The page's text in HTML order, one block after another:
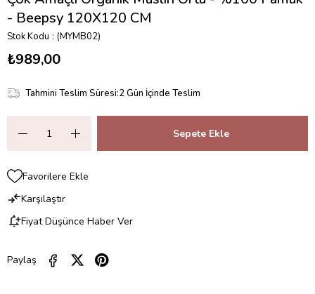
- Beepsy 120X120 CM
Stok Kodu (MYMB02)
₺989,00
Tahmini Teslim Süresi:2 Gün İçinde Teslim
Favorilere Ekle
Karşılaştır
Fiyat Düşünce Haber Ver
Paylaş